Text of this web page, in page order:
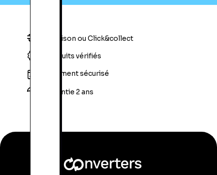
Livraison ou Click&collect
Produits vérifiés
Paiement sécurisé
Garantie 2 ans